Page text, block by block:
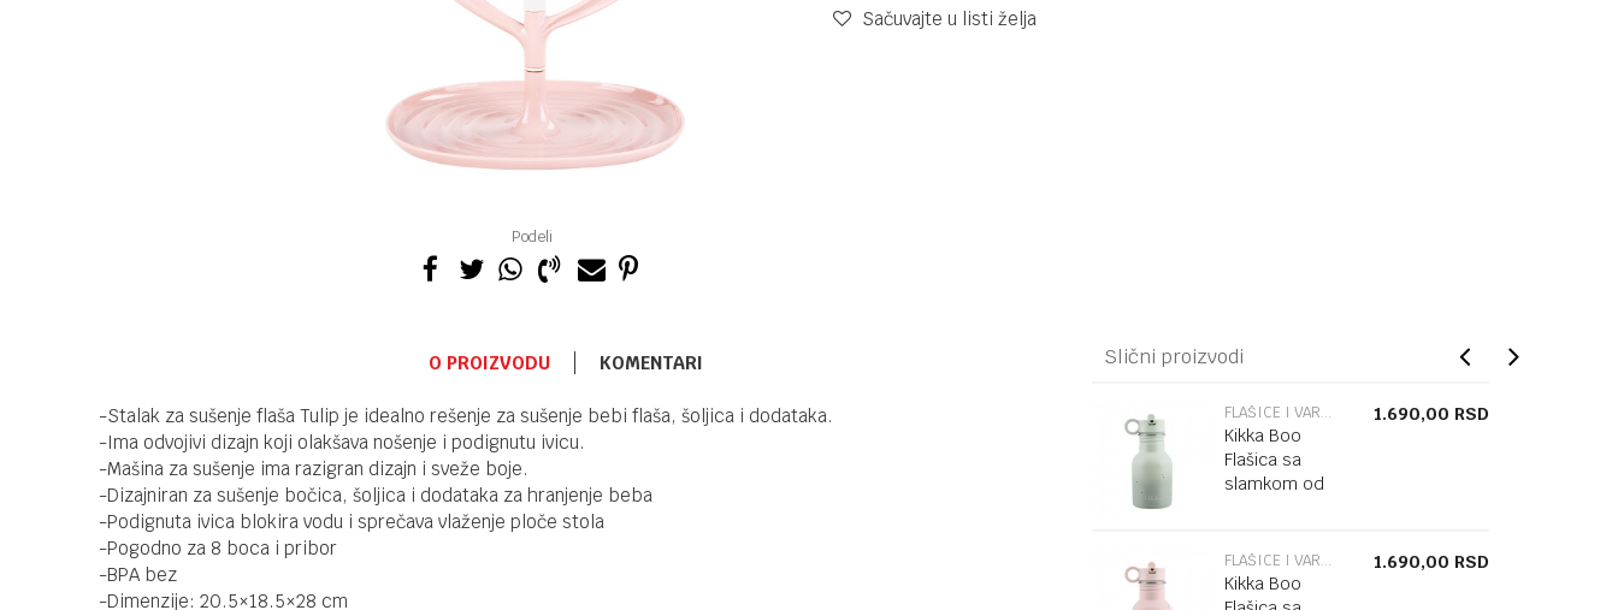
Podeli
Sačuvajte u listi želja
O PROIZVODU KOMENTARI
-Stalak za sušenje flaša Tulip je idealno rešenje za sušenje bebi flaša, šoljica i dodataka.
-Ima odvojivi dizajn koji olakšava nošenje i podignutu ivicu.
-Mašina za sušenje ima razigran dizajn i sveže boje.
-Dizajniran za sušenje bočica, šoljica i dodataka za hranjenje beba
-Podignuta ivica blokira vodu i sprečava vlaženje ploče stola
-Pogodno za 8 boca i pribor
-BPA bez
-Dimenzije: 20.5×18.5×28 cm
Slični proizvodi
FLAŠICE I VARALICE
Kikka Boo
Flašica sa
slamkom od
Flora Sage
1.690,00 RSD
FLAŠICE I VARALICE
Kikka Boo
1.690,00 RSD